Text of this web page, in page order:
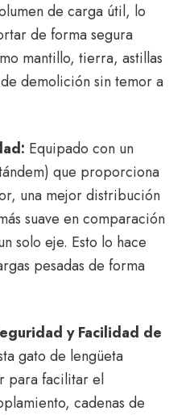
de carga útil, lo
de forma segura
mantillo, tierra, astillas
demolición sin temor a
Equipado con un
que proporciona
una mejor distribución
suave en comparación
solo eje. Esto lo hace
pesadas de forma
y Facilidad de
gato de lengüeta
para facilitar el
cadenas de